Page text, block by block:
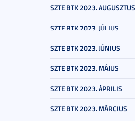
SZTE BTK 2023. AUGUSZTUS
SZTE BTK 2023. JÚLIUS
SZTE BTK 2023. JÚNIUS
SZTE BTK 2023. MÁJUS
SZTE BTK 2023. ÁPRILIS
SZTE BTK 2023. MÁRCIUS